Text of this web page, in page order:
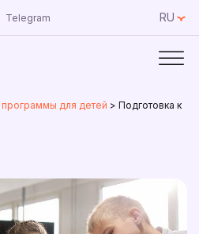
Telegram RU
для детей > Подготовка к